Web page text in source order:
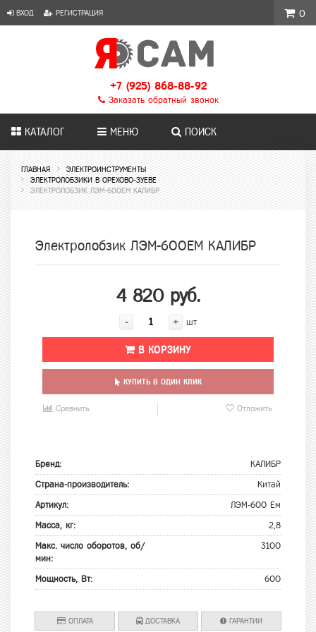
ВХОД РЕГИСТРАЦИЯ
+7 (925) 868-88-92
Заказать обратный звонок
КАТАЛОГ МЕНЮ ПОИСК
ГЛАВНАЯ
ЭЛЕКТРОИНСТРУМЕНТЫ
ЭЛЕКТРОЛОБЗИКИ В ОРЕХОВО-ЗУЕВЕ
ЭЛЕКТРОЛОБЗИК ЛЭМ-600ЕМ КАЛИБР
Электролобзик ЛЭМ-600ЕМ КАЛИБР
4 820 руб.
- + шт
В КОРЗИНУ
КУПИТЬ В ОДИН КЛИК
Сравнить Отложить
Бренд: КАЛИБР
Страна-производитель: Китай
Артикул: ЛЭМ-600 Ем
Масса, кг: 2,8
Макс. число оборотов, об/
мин:
3100
Мощность, Вт: 600
ОПЛАТА ДОСТАВКА ГАРАНТИИ
0